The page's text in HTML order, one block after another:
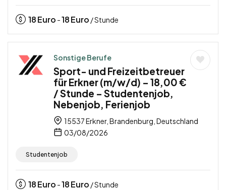
18Euro -18Euro / Stunde
Sonstige Berufe
Sport- und Freizeitbetreuer
für Erkner (m/w/d) – 18,00 €
/ Stunde – Studentenjob,
Nebenjob, Ferienjob
15537 Erkner, Brandenburg, Deutschland
03/08/2026
Studentenjob
18Euro -18Euro / Stunde